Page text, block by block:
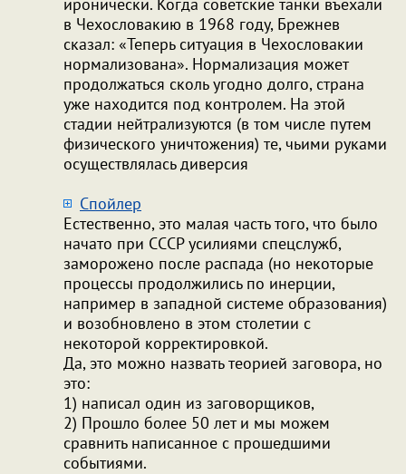
в Чехословакию в 1968 году, Брежнев
сказал: «Теперь ситуация в Чехословакии
нормализована». Нормализация может
продолжаться сколь угодно долго, страна
уже находится под контролем. На этой
стадии нейтрализуются (в том числе путем
физического уничтожения) те, чьими руками
осуществлялась диверсия
Cпойлер
Естественно, это малая часть того, что было
начато при СССР усилиями спецслужб,
заморожено после распада (но некоторые
процессы продолжились по инерции,
например в западной системе образования)
и возобновлено в этом столетии с
некоторой корректировкой.
Да, это можно назвать теорией заговора, но
это:
1) написал один из заговорщиков,
2) Прошло более 50 лет и мы можем
сравнить написанное с прошедшими
событиями.